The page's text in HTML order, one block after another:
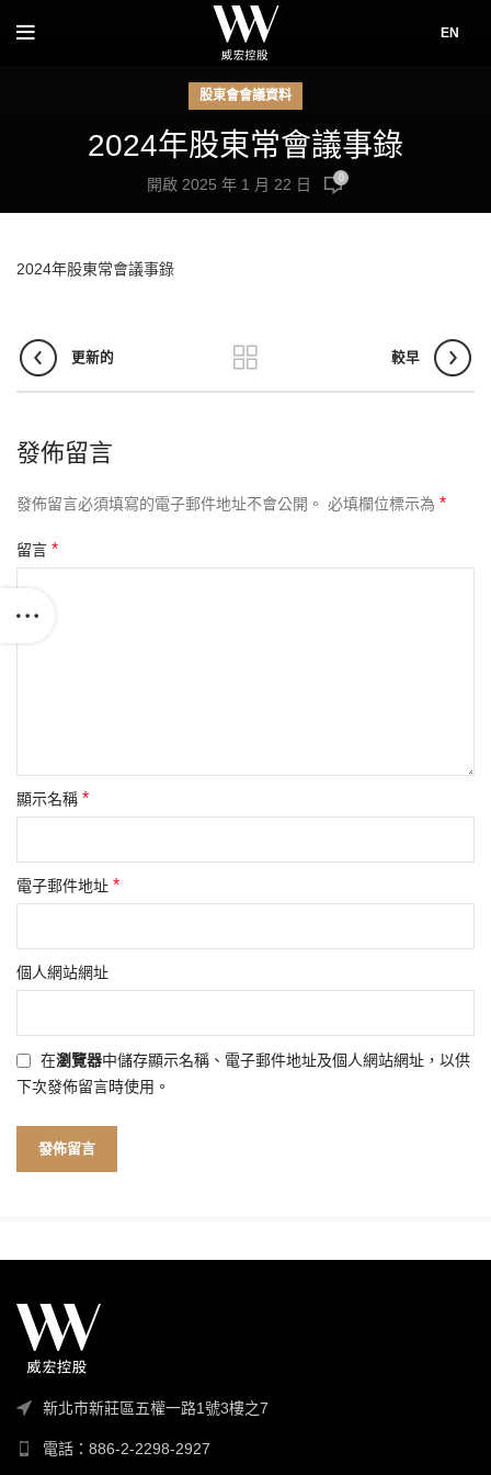
EN
股東會會議資料
2024年股東常會議事錄
開啟 2025 年 1 月 22 日 0
2024年股東常會議事錄
更新的 較早
發佈留言
發佈留言必須填寫的電子郵件地址不會公開。 必填欄位標示為 *
留言 *
顯示名稱 *
電子郵件地址 *
個人網站網址
在瀏覽器中儲存顯示名稱、電子郵件地址及個人網站網址，以供
下次發佈留言時使用。
新北市新莊區五權一路1號3樓之7
電話：886-2-2298-2927